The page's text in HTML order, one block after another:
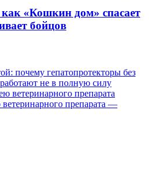
«Кошкин дом» спасает
бойцов
почему гепатопротекторы без
не в полную силу
ветеринарного препарата
препарата —